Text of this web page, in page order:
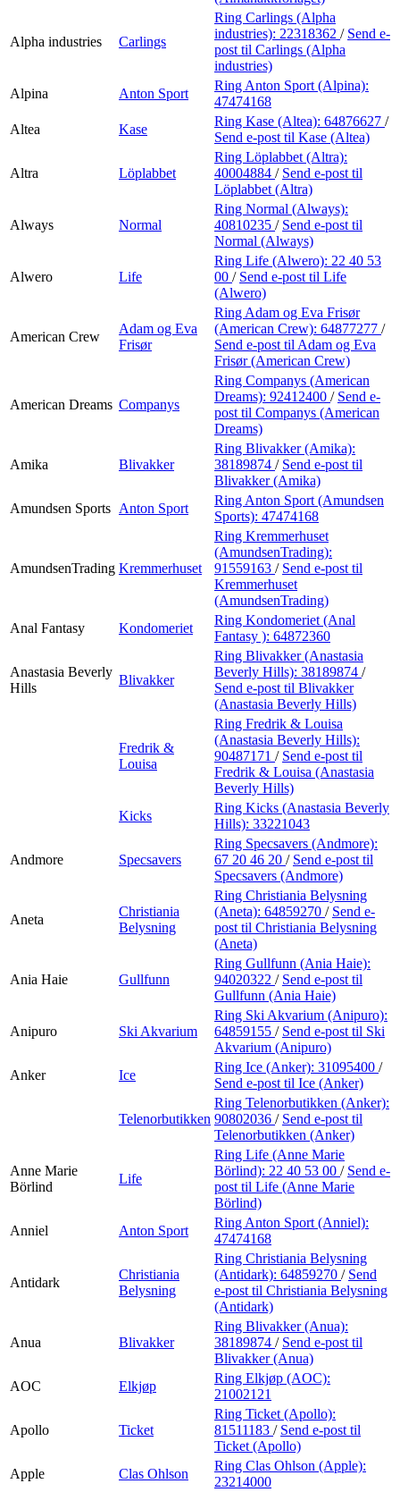
Alpha industries Carlings
Ring Carlings (Alpha
industries): 22318362 / Send e-
post til Carlings (Alpha
industries)
Alpina
Anton Sport
Ring Anton Sport (Alpina):
47474168
Altea
Kase
Ring Kase (Altea): 64876627 /
Send e-post til Kase (Altea)
Altra Löplabbet
Ring Löplabbet (Altra):
40004884 / Send e-post til
Löplabbet (Altra)
Always Normal
Ring Normal (Always):
40810235 / Send e-post til
Normal (Always)
Alwero Life
Ring Life (Alwero): 22 40 53
00 / Send e-post til Life
(Alwero)
American Crew
Adam og Eva
Frisør
Ring Adam og Eva Frisør
(American Crew): 64877277 /
Send e-post til Adam og Eva
Frisør (American Crew)
American Dreams Companys
Ring Companys (American
Dreams): 92412400 / Send e-
post til Companys (American
Dreams)
Amika Blivakker
Ring Blivakker (Amika):
38189874 / Send e-post til
Blivakker (Amika)
Amundsen Sports Anton Sport
Ring Anton Sport (Amundsen
Sports): 47474168
AmundsenTrading Kremmerhuset
Ring Kremmerhuset
(AmundsenTrading):
91559163 / Send e-post til
Kremmerhuset
(AmundsenTrading)
Anal Fantasy
Kondomeriet
Ring Kondomeriet (Anal
Fantasy ): 64872360
Anastasia Beverly
Hills
Blivakker
Ring Blivakker (Anastasia
Beverly Hills): 38189874 /
Send e-post til Blivakker
(Anastasia Beverly Hills)
Fredrik &
Louisa
Ring Fredrik & Louisa
(Anastasia Beverly Hills):
90487171 / Send e-post til
Fredrik & Louisa (Anastasia
Beverly Hills)
Kicks
Ring Kicks (Anastasia Beverly
Hills): 33221043
Andmore Specsavers
Ring Specsavers (Andmore):
67 20 46 20 / Send e-post til
Specsavers (Andmore)
Aneta
Christiania
Belysning
Ring Christiania Belysning
(Aneta): 64859270 / Send e-
post til Christiania Belysning
(Aneta)
Ania Haie Gullfunn
Ring Gullfunn (Ania Haie):
94020322 / Send e-post til
Gullfunn (Ania Haie)
Anipuro Ski Akvarium
Ring Ski Akvarium (Anipuro):
64859155 / Send e-post til Ski
Akvarium (Anipuro)
Anker
Ice
Ring Ice (Anker): 31095400 /
Send e-post til Ice (Anker)
Telenorbutikken
Ring Telenorbutikken (Anker):
90802036 / Send e-post til
Telenorbutikken (Anker)
Anne Marie
Börlind
Life
Ring Life (Anne Marie
Börlind): 22 40 53 00 / Send e-
post til Life (Anne Marie
Börlind)
Anniel
Anton Sport
Ring Anton Sport (Anniel):
47474168
Antidark
Christiania
Belysning
Ring Christiania Belysning
(Antidark): 64859270 / Send
e-post til Christiania Belysning
(Antidark)
Anua Blivakker
Ring Blivakker (Anua):
38189874 / Send e-post til
Blivakker (Anua)
AOC
Elkjøp
Ring Elkjøp (AOC):
21002121
Apollo Ticket
Ring Ticket (Apollo):
81511183 / Send e-post til
Ticket (Apollo)
Apple
Clas Ohlson
Ring Clas Ohlson (Apple):
23214000